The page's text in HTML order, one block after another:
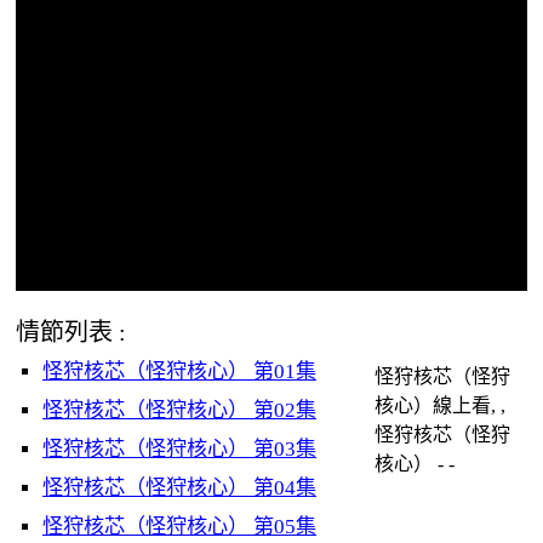
情節列表 :
怪狩核芯（怪狩核心） 第01集
怪狩核芯（怪狩核心） 第02集
怪狩核芯（怪狩核心） 第03集
怪狩核芯（怪狩核心） 第04集
怪狩核芯（怪狩核心） 第05集
怪狩核芯（怪狩
核心）線上看, ,
怪狩核芯（怪狩
核心） - -